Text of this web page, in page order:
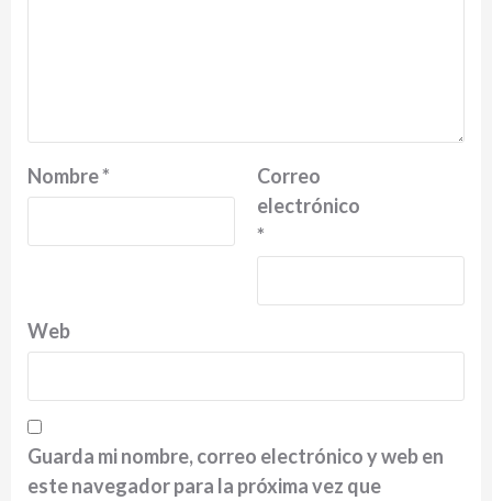
Nombre*
Correo
electrónico
*
Web
Guarda mi nombre, correo electrónico y web en
este navegador para la próxima vez que